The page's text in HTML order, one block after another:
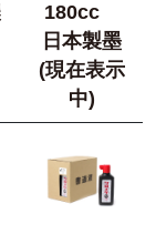
180cc
日本製墨
(現在表示
中)